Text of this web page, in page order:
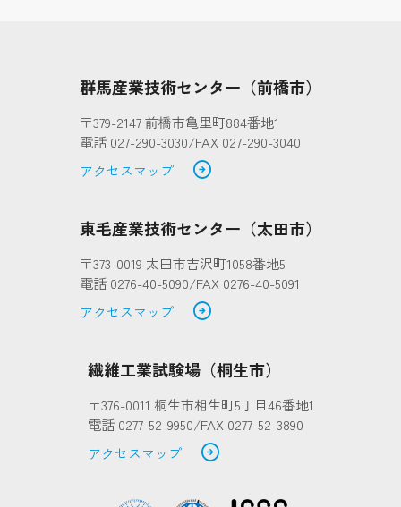
群馬産業技術センター（前橋市）
〒379-2147 前橋市亀里町884番地1
電話 027-290-3030/FAX 027-290-3040
アクセスマップ
arrow_circle_right
東毛産業技術センター（太田市）
〒373-0019 太田市吉沢町1058番地5
電話 0276-40-5090/FAX 0276-40-5091
アクセスマップ
arrow_circle_right
繊維工業試験場（桐生市）
〒376-0011 桐生市相生町5丁目46番地1
電話 0277-52-9950/FAX 0277-52-3890
アクセスマップ
arrow_circle_right